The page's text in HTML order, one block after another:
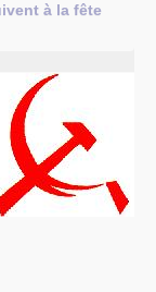
à la fête